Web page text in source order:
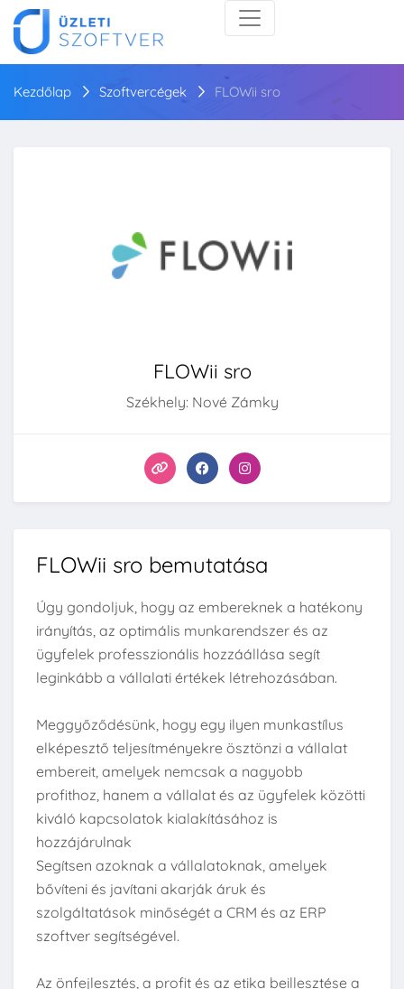
Kezdőlap Szoftvercégek FLOWii sro
FLOWii sro
Székhely: Nové Zámky
FLOWii sro bemutatása
Úgy gondoljuk, hogy az embereknek a hatékony
irányítás, az optimális munkarendszer és az
ügyfelek professzionális hozzáállása segít
leginkább a vállalati értékek létrehozásában.
Meggyőződésünk, hogy egy ilyen munkastílus
elképesztő teljesítményekre ösztönzi a vállalat
embereit, amelyek nemcsak a nagyobb
profithoz, hanem a vállalat és az ügyfelek közötti
kiváló kapcsolatok kialakításához is
hozzájárulnak
Segítsen azoknak a vállalatoknak, amelyek
bővíteni és javítani akarják áruk és
szolgáltatások minőségét a CRM és az ERP
szoftver segítségével.
Az önfejlesztés, a profit és az etika beillesztése a